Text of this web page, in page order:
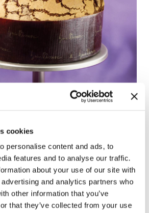
cookies
personalise content and ads, to
features and to analyse our traffic.
about your use of our site with
and analytics partners who
other information that you’ve
that they’ve collected from your use
novità previste inedizione limitata
2024:
e Lampone.
panettone è realizzato con